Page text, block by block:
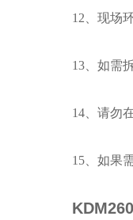
12、现场
13、如需
14、请勿
15、如果